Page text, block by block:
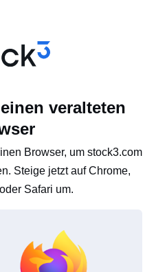
veralteten
Browser, um stock3.com
Steige jetzt auf Chrome,
Safari um.